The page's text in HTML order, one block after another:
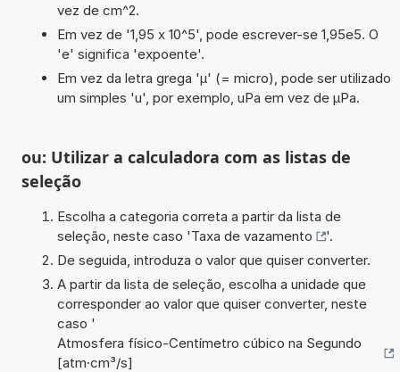
vez de cm^2.
Em vez de '1,95 x 10^5', pode escrever-se 1,95e5. O
'e' significa 'expoente'.
Em vez da letra grega 'µ' (= micro), pode ser utilizado
um simples 'u', por exemplo, uPa em vez de µPa.
ou: Utilizar a calculadora com as listas de
seleção
Escolha a categoria correta a partir da lista de
seleção, neste caso 'Taxa de vazamento
'.
De seguida, introduza o valor que quiser converter.
A partir da lista de seleção, escolha a unidade que
corresponder ao valor que quiser converter, neste
caso '
Atmosfera físico-Centímetro cúbico na Segundo
[atm·cm³/s]